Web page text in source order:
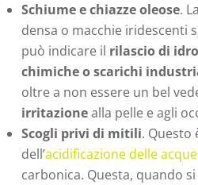
Schiume e chiazze oleose.
densa o macchie iridescenti
può indicare il rilascio di
chimiche o scarichi
oltre a non essere un bel
irritazionealla pelle e agli
Scogli privi di mitili. Questo
dell’acidificazione delle acque
carbonica. Questa, quando